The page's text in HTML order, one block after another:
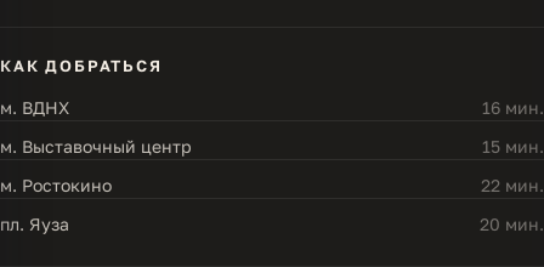
КАК ДОБРАТЬСЯ
м. ВДНХ
16 мин.
м. Выставочный центр
15 мин.
м. Ростокино
22 мин.
пл. Яуза
20 мин.